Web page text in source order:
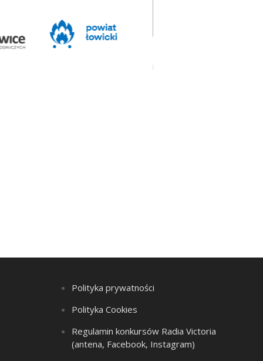
Polityka prywatności
Polityka Cookies
Regulamin konkursów Radia Victoria
(antena, Facebook, Instagram)